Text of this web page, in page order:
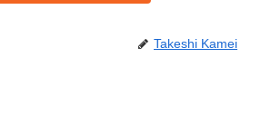
Takeshi Kamei